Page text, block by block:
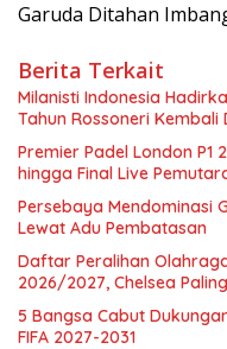
Garuda Ditahan
Berita Terkait
Milanisti Indonesia
Tahun Rossoneri Kembali
Premier Padel London P1
hingga Final Live
Persebaya Mendominasi
Lewat Adu Pembatasan
Daftar Peralihan
2026/2027, Chelsea
5 Bangsa Cabut
FIFA 2027-2031